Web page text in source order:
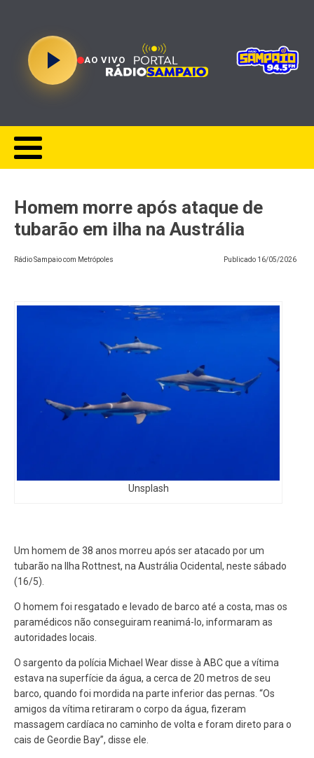
AO VIVO
Homem morre após ataque de
tubarão em ilha na Austrália
Rádio Sampaio com Metrópoles Publicado 16/05/2026
Unsplash
Um homem de 38 anos morreu após ser atacado por um
tubarão na Ilha Rottnest, na Austrália Ocidental, neste sábado
(16/5).
O homem foi resgatado e levado de barco até a costa, mas os
paramédicos não conseguiram reanimá-lo, informaram as
autoridades locais.
O sargento da polícia Michael Wear disse à ABC que a vítima
estava na superfície da água, a cerca de 20 metros de seu
barco, quando foi mordida na parte inferior das pernas. “Os
amigos da vítima retiraram o corpo da água, fizeram
massagem cardíaca no caminho de volta e foram direto para o
cais de Geordie Bay”, disse ele.